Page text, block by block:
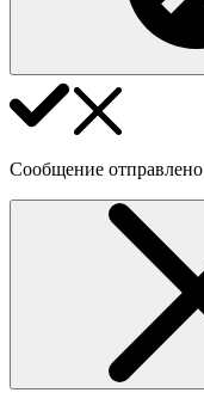
Сообщение отправлено